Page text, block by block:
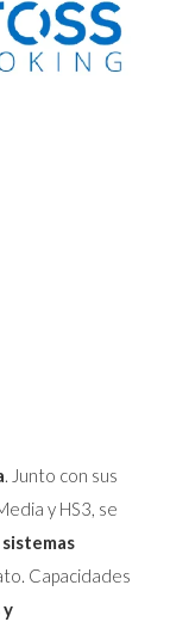
. Junto con sus
y HS3, se
Capacidades
y